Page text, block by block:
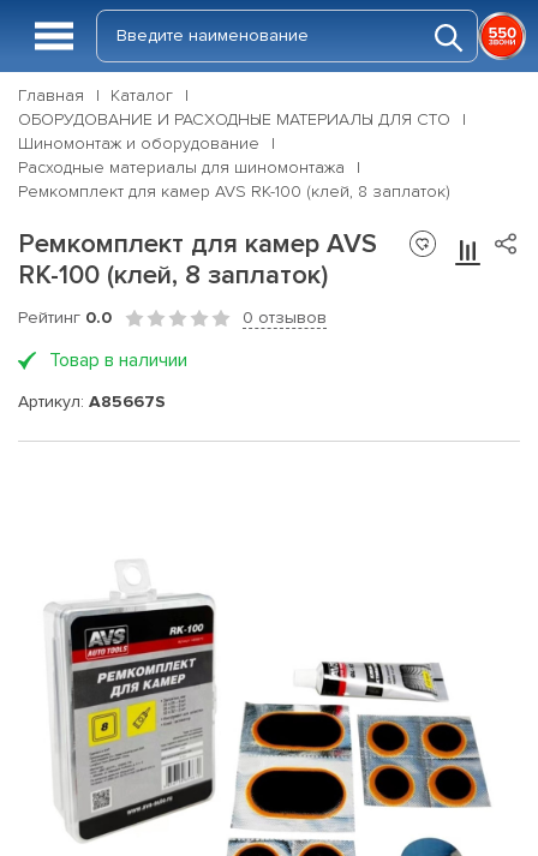
Главная
Каталог
ОБОРУДОВАНИЕ И РАСХОДНЫЕ МАТЕРИАЛЫ ДЛЯ СТО
Шиномонтаж и оборудование
Расходные материалы для шиномонтажа
Ремкомплект для камер AVS RK-100 (клей, 8 заплаток)
Ремкомплект для камер AVS
RK-100 (клей, 8 заплаток)
Рейтинг 0.0 0 отзывов
Товар в наличии
Артикул: A85667S